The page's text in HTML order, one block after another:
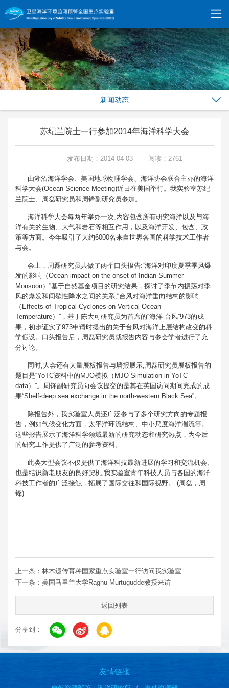
新闻动态
苏纪兰院士一行参加2014年海洋科学大会
发布日期：2014-04-03 阅读：2761
由湖沼海洋学会、美国地球物理学会、海洋协会联合主办的海洋
科学大会(Ocean Science Meeting)近日在美国举行。我实验室苏纪
兰院士、周磊研究员和周锋副研究员参加。
海洋科学大会每两年举办一次,内容包含所有研究海洋以及与海
洋有关的生物、大气和岩石等相互作用，以及海洋开发、包含、政
策等方面。今年吸引了大约6000名来自世界各国的科学技术工作者
与会。
会上，周磊研究员共做了两个口头报告:“海洋对印度夏季季风爆
发的影响（Ocean impact on the onset of Indian Summer
Monsoon）”基于自然基金项目的研究结果，探讨了季节内振荡对季
风的爆发和间歇性降水之间的关系;“台风对海洋垂向结构的影响
（Effects of Tropical Cyclones on Vertical Ocean
Temperature）”，基于陈大可研究员为首席的“海洋-台风”973的成
果，初步证实了973申请时提出的关于台风对海洋上层结构改变的科
学假设。口头报告后，周磊研究员就报告内容与参会学者进行了充
分讨论。
同时,大会还有大量展板报告与墙报展示,周磊研究员展板报告的
题目是“YoTC资料中的MJO模拟（MJO Simulation in YoTC
data）”。周锋副研究员向会议提交的是其在英国访问期间完成的成
果“Shelf-deep sea exchange in the north-western Black Sea”。
除报告外，我实验室人员还广泛参与了多个研究方向的专题报
告，例如气候变化方面，太平洋环流结构、中小尺度海洋湍流等。
这些报告展示了海洋科学领域最新的研究动态和研究热点，为今后
的研究工作提供了广泛的参考资料。
此类大型会议不仅提供了海洋科技最新进展的学习和交流机会,
也是结识新老朋友的良好契机,我实验室青年科技人员与各国的海洋
科技工作者的广泛接触，拓展了国际交往和国际视野。 (周磊，周
锋)
上一条： 林木遗传育种国家重点实验室一行访问我实验室
下一条： 美国马里兰大学Raghu Murtugudde教授来访
返回列表
分享到：
友情链接